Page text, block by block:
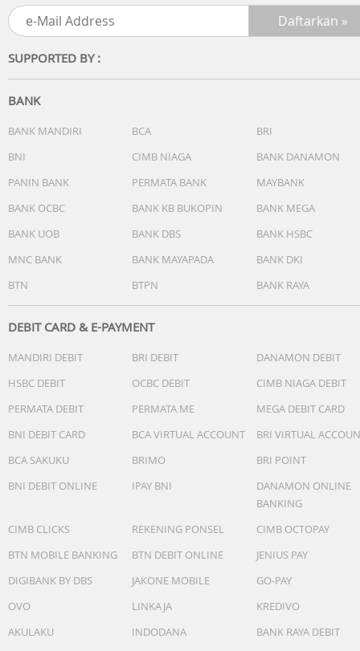
SUPPORTED BY :
BANK
BANK MANDIRI BCA
BRI
BNI
CIMB NIAGA
BANK DANAMON
PANIN BANK
PERMATA BANK
MAYBANK
BANK OCBC
BANK KB BUKOPIN
BANK MEGA
BANK UOB
BANK DBS
BANK HSBC
MNC BANK
BANK MAYAPADA
BANK DKI
BTN
BTPN BANK RAYA
DEBIT CARD & E-PAYMENT
MANDIRI DEBIT BRI DEBIT
DANAMON DEBIT
HSBC DEBIT
OCBC DEBIT
CIMB NIAGA DEBIT
PERMATA DEBIT
PERMATA ME
MEGA DEBIT CARD
BNI DEBIT CARD
BCA VIRTUAL ACCOUNT
BRI VIRTUAL
BCA SAKUKU
BRIMO
BRI POINT
BNI DEBIT ONLINE
IPAY BNI
DANAMON ONLINE
BANKING
CIMB CLICKS
REKENING PONSEL
CIMB OCTOPAY
BTN MOBILE BANKING
BTN DEBIT ONLINE
JENIUS PAY
DIGIBANK BY DBS
JAKONE MOBILE
GO-PAY
OVO
LINKAJA
KREDIVO
AKULAKU
INDODANA BANK RAYA DEBIT